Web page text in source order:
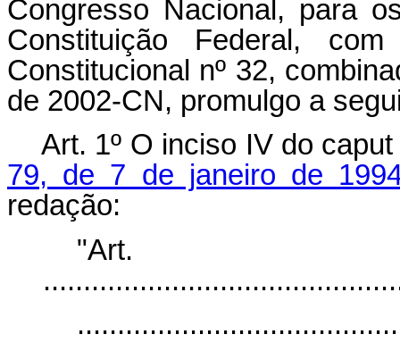
Congresso Nacional, para
Constituição Federal,
Constitucional nº 32,
de 2002-CN, promulgo a
Art. 1º O inciso IV do
79, de 7 de janeiro de
redação: